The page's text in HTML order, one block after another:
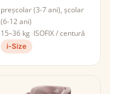
preșcolar (3-7 ani), școlar
(6-12 ani)
15–36 kg ISOFIX / centură
i-Size